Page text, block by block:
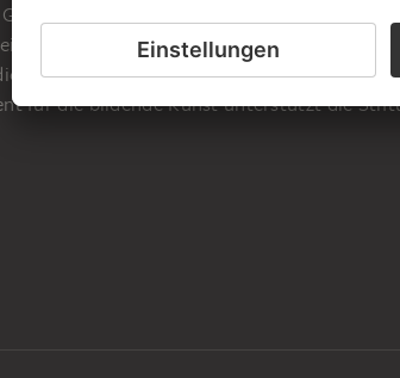
Anbetung, der zu den
zählt. Bereits seit 2000 unterstützt die
Graphische Sammlung des Städel
für die bildende Kunst unterstützt die